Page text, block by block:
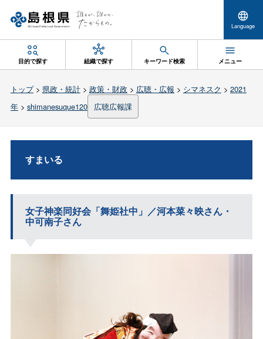
Language
目的で探す 組織で探す キーワード検索 メニュー
トップ> 県政・統計> 政策・財政 > 広聴・広報 > シマネスク > 2021
年> shimanesuque120 広聴広報課
すまいる
女子神楽同好会「舞姫社中」／河本菜々映さん・
中可南子さん